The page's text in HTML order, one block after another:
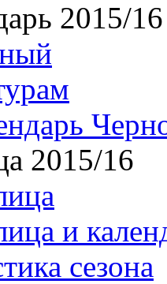
2015/16
2015/16
и
сезона